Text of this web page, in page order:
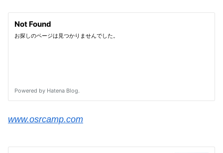
www.osrcamp.com